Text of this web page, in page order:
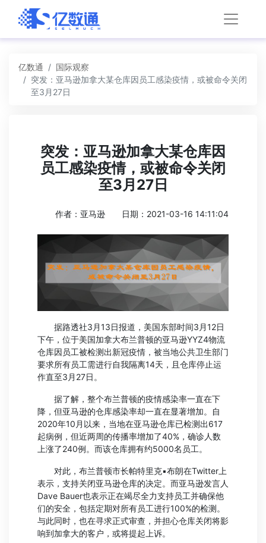
亿数通
国际观察
突发：亚马逊加拿大某仓库因员工感染疫情，或被命令关闭
至3月27日
突发：亚马逊加拿大某仓库因
员工感染疫情，或被命令关闭
至3月27日
作者：亚马逊 日期：2021-03-16 14:11:04
据路透社3月13日报道，美国东部时间3月12日
下午，位于美国加拿大布兰普顿的亚马逊YYZ4物流
仓库因员工被检测出新冠疫情，被当地公共卫生部门
要求所有员工需进行自我隔离14天，且仓库停止运
作直至3月27日。
据了解，整个布兰普顿的疫情感染率一直在下
降，但亚马逊的仓库感染率却一直在显著增加。自
2020年10月以来，当地在亚马逊仓库已检测出617
起病例，但近两周的传播率增加了40%，确诊人数
上涨了240例。而该仓库拥有约5000名员工。
对此，布兰普顿市长帕特里克▪布朗在Twitter上
表示，支持关闭亚马逊仓库的决定。而亚马逊发言人
Dave Bauer也表示正在竭尽全力支持员工并确保他
们的安全，包括定期对所有员工进行100%的检测。
与此同时，也在寻求正式审查，并担心仓库关闭将影
响到加拿大的客户，或将提起上诉。